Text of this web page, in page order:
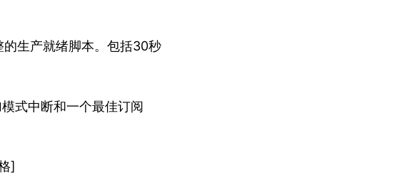
生产就绪脚本。包括30秒
式中断和一个最佳订阅
]